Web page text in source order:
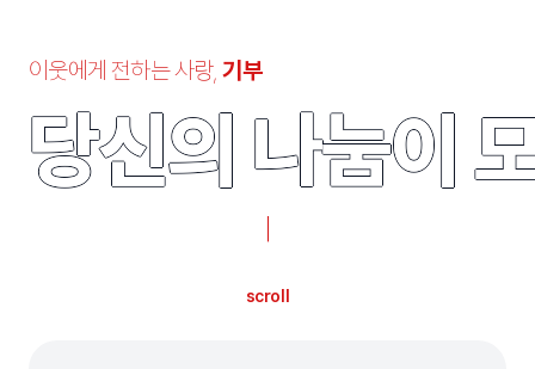
이웃에게 전하는 사랑,기부
당신의 나눔이
당신의 나눔이
scroll